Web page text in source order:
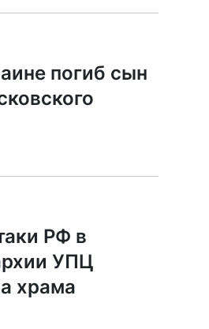
погиб сын
РФ в
УПЦ
храма